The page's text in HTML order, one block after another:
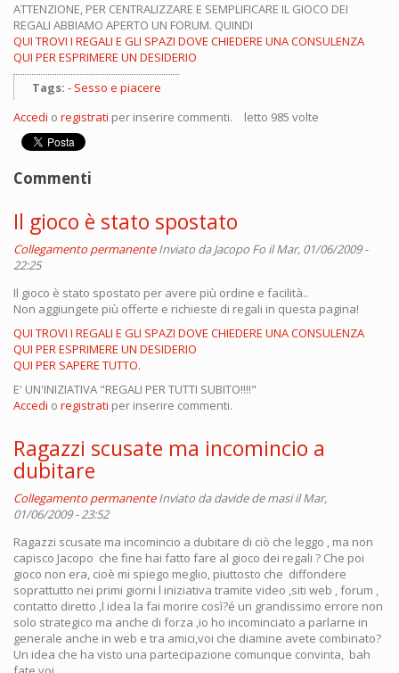
ATTENZIONE, PER CENTRALIZZARE E SEMPLIFICARE IL GIOCO DEI
REGALI ABBIAMO APERTO UN FORUM. QUINDI
QUI TROVI I REGALI E GLI SPAZI DOVE CHIEDERE UNA CONSULENZA
QUI PER ESPRIMERE UN DESIDERIO
Tags:
Sesso e piacere
Accedi o registrati per inserire commenti. letto 985 volte
Commenti
Il gioco è stato spostato
Collegamento permanente Inviato daJacopo Fo il Mar, 01/06/2009 -
22:25
Il gioco è stato spostato per avere più ordine e facilità..
Non aggiungete più offerte e richieste di regali in questa pagina!
QUI TROVI I REGALI E GLI SPAZI DOVE CHIEDERE UNA CONSULENZA
QUI PER ESPRIMERE UN DESIDERIO
QUI PER SAPERE TUTTO.
E' UN'INIZIATIVA "REGALI PER TUTTI SUBITO!!!!"
Accedi o registrati per inserire commenti.
Ragazzi scusate ma incomincio a
dubitare
Collegamento permanente Inviato dadavide de masiil Mar,
01/06/2009 - 23:52
Ragazzi scusate ma incomincio a dubitare di ciò che leggo , ma non
capisco Jacopo che fine hai fatto fare al gioco dei regali ? Che poi
gioco non era, cioè mi spiego meglio, piuttosto che diffondere
soprattutto nei primi giorni l iniziativa tramite video ,siti web , forum ,
contatto diretto ,l idea la fai morire così?é un grandissimo errore non
solo strategico ma anche di forza ,io ho incominciato a parlarne in
generale anche in web e tra amici,voi che diamine avete combinato?
Un idea che ha visto una partecipazione comunque convinta, bah